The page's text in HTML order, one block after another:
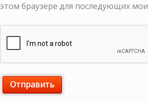
этом браузере для последующих